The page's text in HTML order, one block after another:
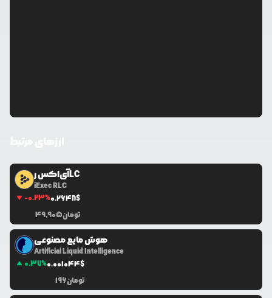
آی‌اکس رLC
iExec RLC
-0.23%0.2648$
49,905تومان
هوش مایع مصنوعی
Artificial Liquid Intelligence
0.37%0.001044$
196تومان